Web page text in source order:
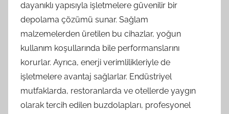
dayanıklı yapısıyla işletmelere güvenilir bir
depolama çözümü sunar. Sağlam
malzemelerden üretilen bu cihazlar, yoğun
kullanım koşullarında bile performanslarını
korurlar. Ayrıca, enerji verimlilikleriyle de
işletmelere avantaj sağlarlar. Endüstriyel
mutfaklarda, restoranlarda ve otellerde yaygın
olarak tercih edilen buzdolapları, profesyonel